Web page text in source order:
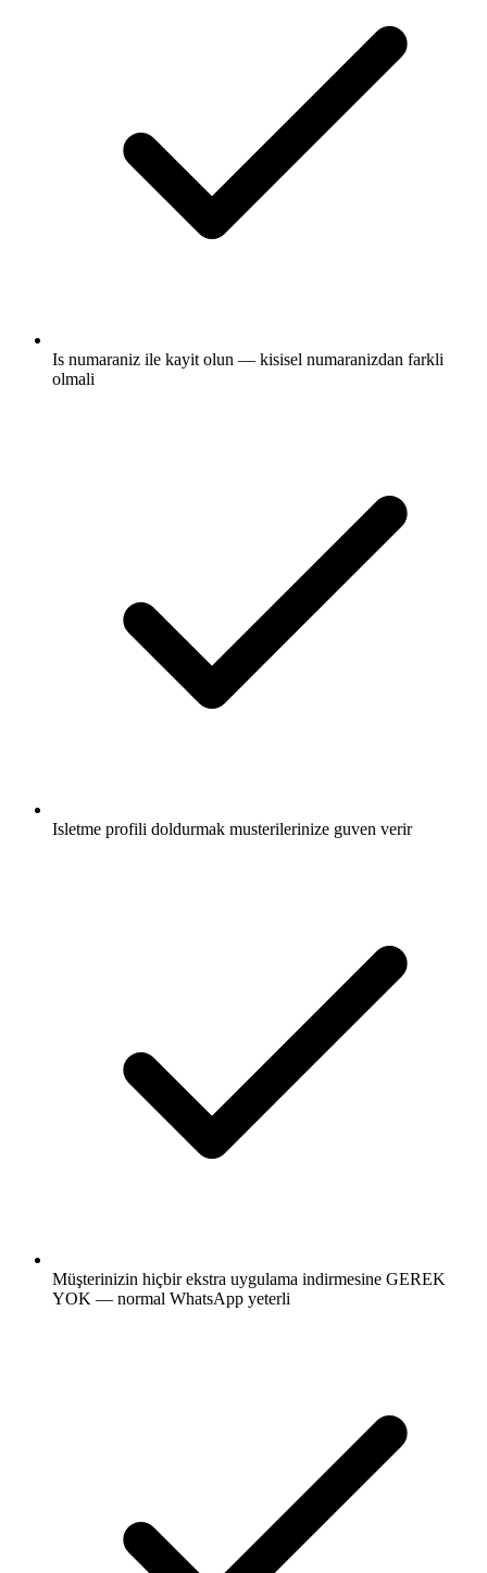
Is numaraniz ile kayit olun — kisisel numaranizdan farkli
olmali
Isletme profili doldurmak musterilerinize guven verir
Müşterinizin hiçbir ekstra uygulama indirmesine GEREK
YOK — normal WhatsApp yeterli